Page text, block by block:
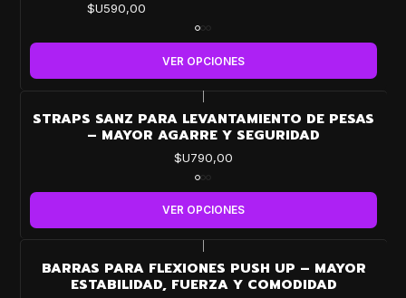
$U590,00
VER OPCIONES
STRAPS SANZ PARA LEVANTAMIENTO DE PESAS
– MAYOR AGARRE Y SEGURIDAD
$U790,00
VER OPCIONES
BARRAS PARA FLEXIONES PUSH UP – MAYOR
ESTABILIDAD, FUERZA Y COMODIDAD